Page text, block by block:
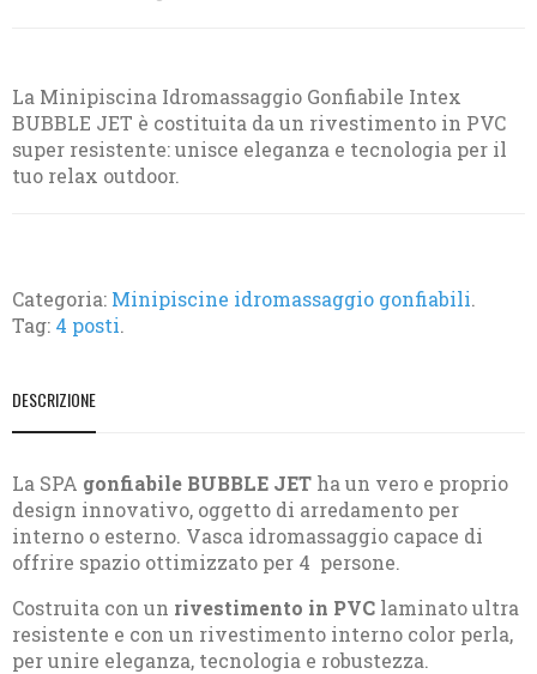
La Minipiscina Idromassaggio Gonfiabile Intex
BUBBLE JET è costituita da un rivestimento in PVC
super resistente: unisce eleganza e tecnologia per il
tuo relax outdoor.
Categoria: Minipiscine idromassaggio gonfiabili.
Tag: 4 posti.
DESCRIZIONE
La SPA gonfiabile BUBBLE JET ha un vero e proprio
design innovativo, oggetto di arredamento per
interno o esterno. Vasca idromassaggio capace di
offrire spazio ottimizzato per 4 persone.
Costruita con un rivestimento in PVC laminato ultra
resistente e con un rivestimento interno color perla,
per unire eleganza, tecnologia e robustezza.